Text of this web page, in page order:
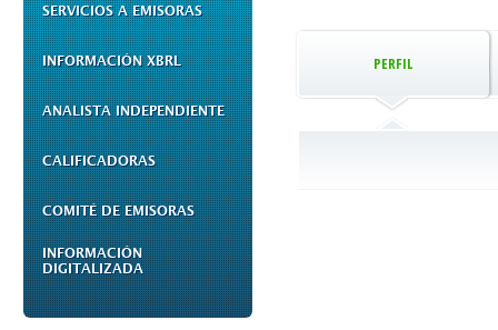
SERVICIOS A EMISORAS
INFORMACIÓN XBRL
ANALISTA INDEPENDIENTE
CALIFICADORAS
COMITÉ DE EMISORAS
INFORMACIÓN
DIGITALIZADA
PERFIL